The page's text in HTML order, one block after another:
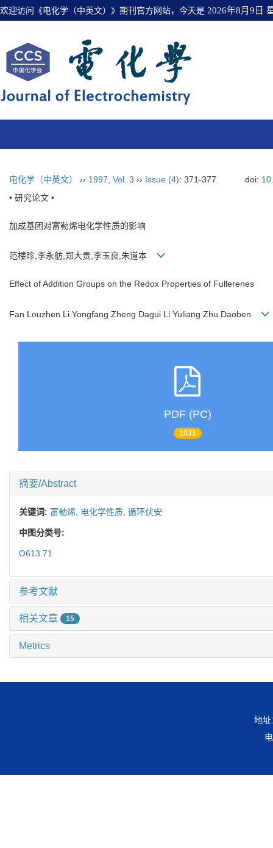
欢迎访问《电化学（中英文）》期刊官方网站，今天是 2026年8月9日
电化学（中英文） ›› 1997 Vol. 3 ›› Issue (4): 371-377. doi:
• 研究论文 •
加成基团对富勒烯电化学性质的影响
范楼珍,李永舫,郑大贵,李玉良,朱道本
Effect of Addition Groups on the Redox Properties of Fullerenes
Fan Louzhen Li Yongfang Zheng Dagui Li Yuliang Zhu Daoben
PDF (PC)
1031
摘要/Abstract
关键词: 富勒烯, 电化学性质, 循环伏安
中图分类号:
O613.71
参考文献
相关文章 15
Metrics
地